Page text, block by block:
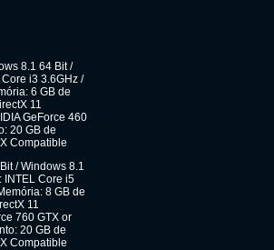
8.1 64 Bit /
i3 3.6GHz /
6 GB de
11
GeForce 460
20 GB de
Compatible
/ Windows 8.1
INTEL Core i5
8 GB de
11
760 GTX or
20 GB de
Compatible